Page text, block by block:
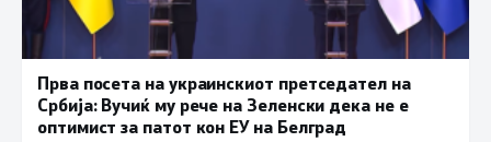
Прва посета на украинскиот претседател на
Србија: Вучиќ му рече на Зеленски дека не е
оптимист за патот кон ЕУ на Белград